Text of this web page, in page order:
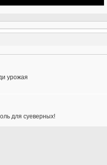
урожая
для суеверных!